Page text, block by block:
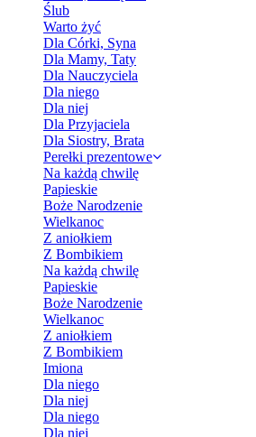
Ślub
Warto żyć
Dla Córki, Syna
Dla Mamy, Taty
Dla Nauczyciela
Dla niego
Dla niej
Dla Przyjaciela
Dla Siostry, Brata
Perełki prezentowe
Na każdą chwilę
Papieskie
Boże Narodzenie
Wielkanoc
Z aniołkiem
Z Bombikiem
Na każdą chwilę
Papieskie
Boże Narodzenie
Wielkanoc
Z aniołkiem
Z Bombikiem
Imiona
Dla niego
Dla niej
Dla niego
Dla niej